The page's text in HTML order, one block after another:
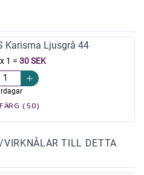
Karisma Ljusgrå 44
1 = 30 SEK
(50)
VIRKNÅLAR TILL DETTA